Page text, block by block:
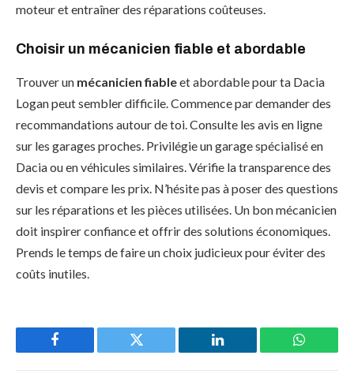
moteur et entraîner des réparations coûteuses.
Choisir un mécanicien fiable et abordable
Trouver un mécanicien fiableet abordable pour ta Dacia
Logan peut sembler difficile. Commence par demander des
recommandations autour de toi. Consulte les avis en ligne
sur les garages proches. Privilégie un garage spécialisé en
Dacia ou en véhicules similaires. Vérifie la transparence des
devis et compare les prix. N’hésite pas à poser des questions
sur les réparations et les pièces utilisées. Un bon mécanicien
doit inspirer confiance et offrir des solutions économiques.
Prends le temps de faire un choix judicieux pour éviter des
coûts inutiles.
Facebook Twitter LinkedIn